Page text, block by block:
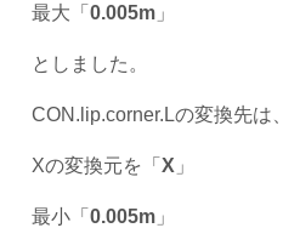
最大「 0.005m」
としました。
CON.lip.corner.Lの変換先は、
Xの変換元を「 X 」
最小「 0.005m」